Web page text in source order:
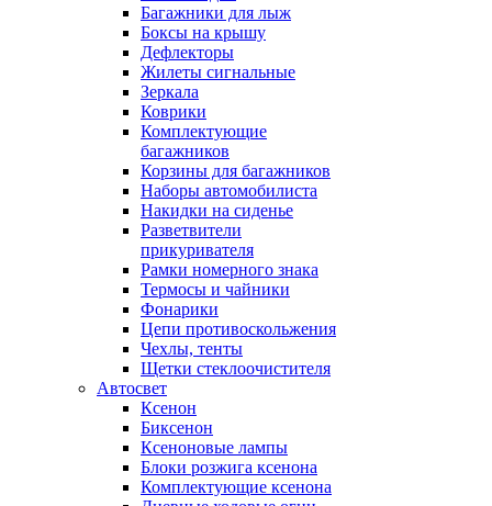
Багажники для лыж
Боксы на крышу
Дефлекторы
Жилеты сигнальные
Зеркала
Коврики
Комплектующие
багажников
Корзины для багажников
Наборы автомобилиста
Накидки на сиденье
Разветвители
прикуривателя
Рамки номерного знака
Термосы и чайники
Фонарики
Цепи противоскольжения
Чехлы, тенты
Щетки стеклоочистителя
Автосвет
Ксенон
Биксенон
Ксеноновые лампы
Блоки розжига ксенона
Комплектующие ксенона